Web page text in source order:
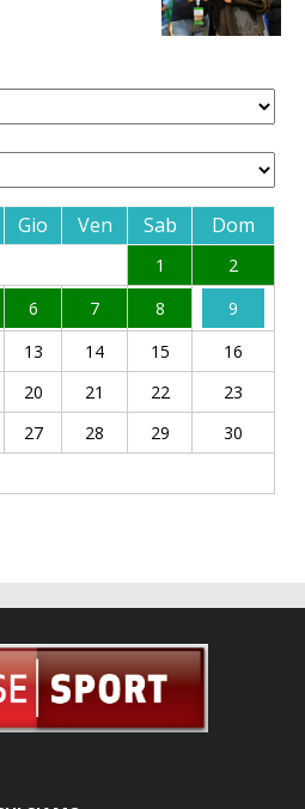
Gio Ven Sab Dom
1
2
6 7 8
9
13 14 15
16
20 21 22
23
27 28 29
30